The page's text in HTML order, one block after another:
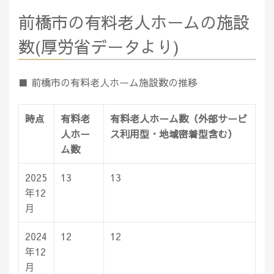
前橋市の有料老人ホームの施設
数(厚労省データより)
■ 前橋市の有料老人ホーム施設数の推移
時点
有料老
人ホー
ム数
有料老人ホーム数（外部サービ
ス利用型・地域密着型含む）
2025
年12
月
13 13
2024
年12
月
12 12